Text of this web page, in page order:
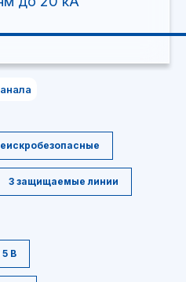
3 защищаемые линии
В